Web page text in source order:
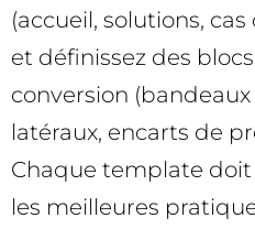
(accueil, solutions,
et définissez des
conversion
latéraux, encarts de
Chaque template
les meilleures